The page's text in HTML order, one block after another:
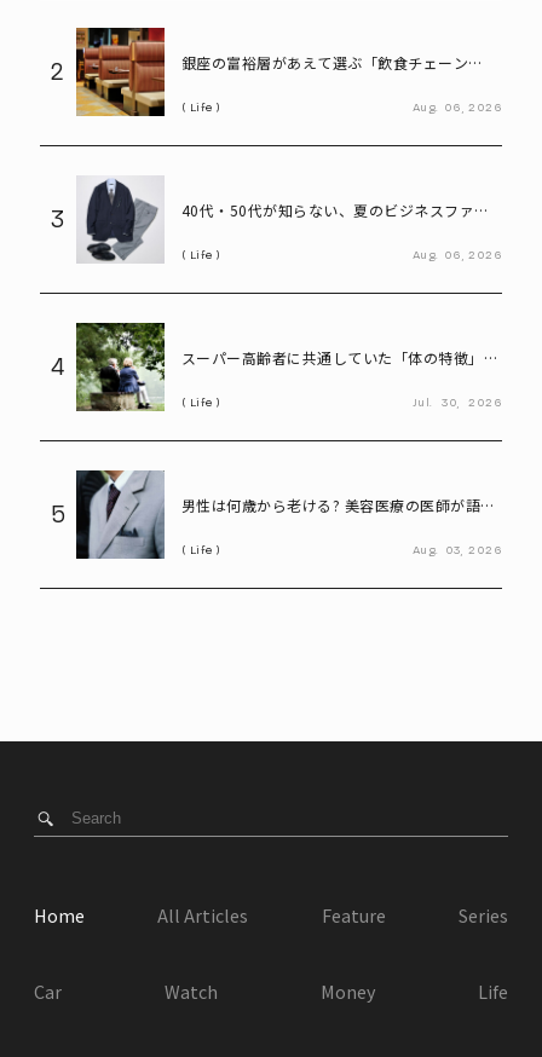
2
銀座の富裕層があえて選ぶ「飲食チェーン
Life Aug. 06, 2026
3
40代・50代が知らない、夏のビジネスファッ
Life Aug. 06, 2026
4
スーパー高齢者に共通していた「体の特徴」と
Life Jul. 30, 2026
5
男性は何歳から老ける? 美容医療の医師が語る
Life Aug. 03, 2026
Home All Articles Feature Series
Car Watch Money Life